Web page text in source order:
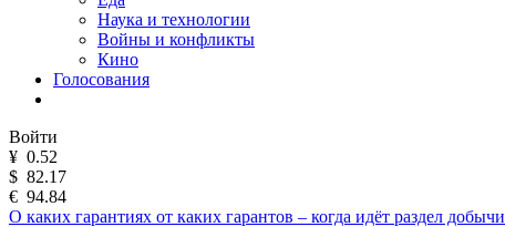
Наука и технологии
Войны и конфликты
Кино
Голосования
Войти
¥ 0.52
$ 82.17
€ 94.84
О каких гарантиях от каких гарантов – когда идёт раздел добычи